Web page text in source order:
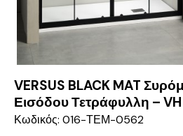
VERSUS BLACK MAT
Εισόδου Τετράφυλλη –
Κωδικός: 016-ΤΕΜ-0562